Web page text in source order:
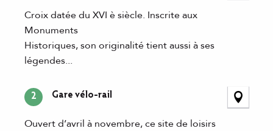
Croix datée du XVI è siècle. Inscrite aux
Monuments
Historiques, son originalité tient aussi à ses
légendes...
2 Gare vélo-rail
Ouvert d’avril à novembre, ce site de loisirs